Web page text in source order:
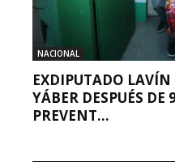
NACIONAL
EXDIPUTADO
YÁBER DESPUÉS
PREVENT...